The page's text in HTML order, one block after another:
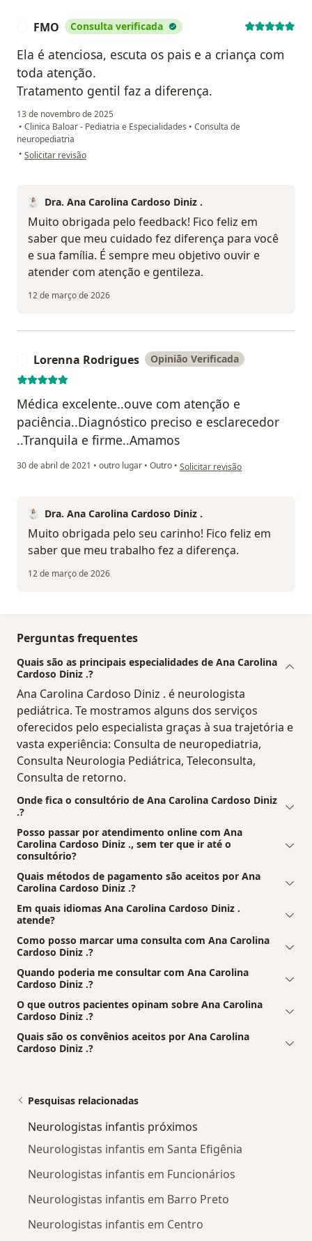
FMO Consulta verificada
Ela é atenciosa, escuta os pais e a criança com
toda atenção.
Tratamento gentil faz a diferença.
13 de novembro de 2025
• Clinica Baloar - Pediatria e Especialidades • Consulta de
neuropediatria
• na opinião do utilizador FMO
Solicitar revisão
Dra. Ana Carolina Cardoso Diniz .
Muito obrigada pelo feedback! Fico feliz em
saber que meu cuidado fez diferença para você
e sua família. É sempre meu objetivo ouvir e
atender com atenção e gentileza.
12 de março de 2026
Lorenna Rodrigues Opinião Verificada
Médica excelente..ouve com atenção e
paciência..Diagnóstico preciso e esclarecedor
..Tranquila e firme..Amamos
30 de abril de 2021 • outro lugar • Outro • na opinião do utilizador Lorenna
Solicitar revisão
Dra. Ana Carolina Cardoso Diniz .
Muito obrigada pelo seu carinho! Fico feliz em
saber que meu trabalho fez a diferença.
12 de março de 2026
Perguntas frequentes
Quais são as principais especialidades de Ana Carolina
Cardoso Diniz .?
Ana Carolina Cardoso Diniz . é neurologista
pediátrica. Te mostramos alguns dos serviços
oferecidos pelo especialista graças à sua trajetória e
vasta experiência: Consulta de neuropediatria,
Consulta Neurologia Pediátrica, Teleconsulta,
Consulta de retorno.
Onde fica o consultório de Ana Carolina Cardoso Diniz
.?
Posso passar por atendimento online com Ana
Carolina Cardoso Diniz ., sem ter que ir até o
consultório?
Quais métodos de pagamento são aceitos por Ana
Carolina Cardoso Diniz .?
Em quais idiomas Ana Carolina Cardoso Diniz .
atende?
Como posso marcar uma consulta com Ana Carolina
Cardoso Diniz .?
Quando poderia me consultar com Ana Carolina
Cardoso Diniz .?
O que outros pacientes opinam sobre Ana Carolina
Cardoso Diniz .?
Quais são os convênios aceitos por Ana Carolina
Cardoso Diniz .?
Pesquisas relacionadas
Neurologistas infantis próximos
Neurologistas infantis em Santa Efigênia
Neurologistas infantis em Funcionários
Neurologistas infantis em Barro Preto
Neurologistas infantis em Centro